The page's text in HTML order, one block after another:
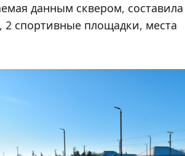
данным сквером, составила
2 спортивные площадки, места